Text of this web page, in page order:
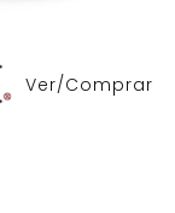
Ver/Comprar